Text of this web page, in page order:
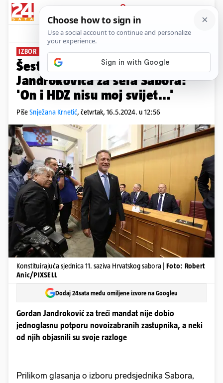
PRIJAVA
News Komentari
IZBOR ŠEFA SABORA
Šestero zastupnika bilo protiv
Jandrokovića za šefa Sabora:
'On i HDZ nisu moj svijet...'
PišeSnježana Krnetić, četvrtak, 16.5.2024. u 12:56
Konstituirajuća sjednica 11. saziva Hrvatskog sabora | Foto: Robert
Anic/PIXSELL
Dodaj 24sata među omiljene izvore na Googleu
Gordan Jandroković za treći mandat nije dobio
jednoglasnu potporu novoizabranih zastupnika, a neki
od njih objasnili su svoje razloge
Prilikom glasanja o izboru predsjednika Sabora,